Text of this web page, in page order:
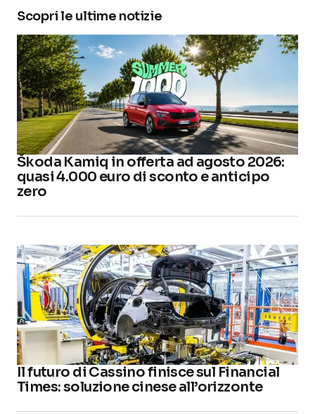
Scopri le ultime notizie
Škoda Kamiq in offerta ad agosto 2026:
quasi 4.000 euro di sconto e anticipo
zero
Il futuro di Cassino finisce sul Financial
Times: soluzione cinese all’orizzonte